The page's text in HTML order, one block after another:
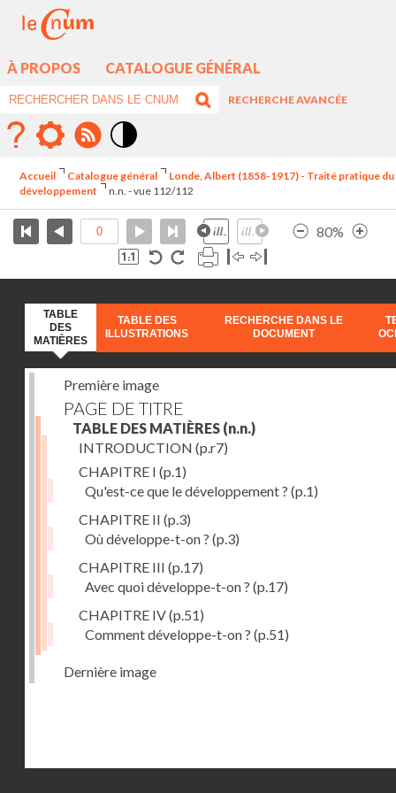
À PROPOS CATALOGUE GÉNÉRAL
RECHERCHE AVANCÉE
élévé
Accueil Catalogue général
Londe, Albert (1858-1917) - Traité pratique du
développement
n.n. - vue 112/112
80%
TABLE
DES
MATIÈRES
TABLE DES
ILLUSTRATIONS
RECHERCHE DANS LE
DOCUMENT
Première image
PAGE DE TITRE
TABLE DES MATIÈRES (n.n.)
INTRODUCTION (p.r7)
CHAPITRE I (p.1)
Qu'est-ce que le développement ? (p.1)
CHAPITRE II (p.3)
Où développe-t-on ? (p.3)
CHAPITRE III (p.17)
Avec quoi développe-t-on ? (p.17)
CHAPITRE IV(p.51)
Comment développe-t-on ? (p.51)
Dernière image